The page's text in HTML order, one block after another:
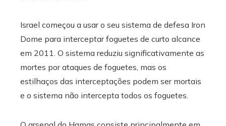
Israel começou a usar o seu sistema de defesa Iron
Dome para interceptar foguetes de curto alcance
em 2011. O sistema reduziu significativamente as
mortes por ataques de foguetes, mas os
estilhaços das interceptações podem ser mortais
e o sistema não intercepta todos os foguetes.